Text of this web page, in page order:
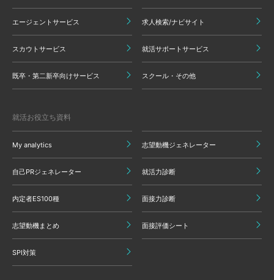
エージェントサービス 求人検索/ナビサイト
スカウトサービス 就活サポートサービス
既卒・第二新卒向けサービス スクール・その他
就活お役立ち資料
My analytics 志望動機ジェネレーター
自己PRジェネレーター 就活力診断
内定者ES100種 面接力診断
志望動機まとめ 面接評価シート
SPI対策